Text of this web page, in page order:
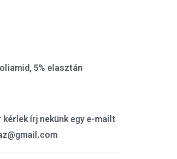
5% elasztán
írj nekünk egy e-mailt